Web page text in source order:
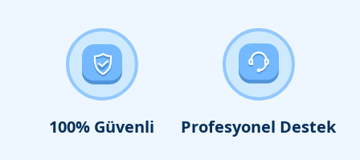
100% Güvenli Profesyonel Destek